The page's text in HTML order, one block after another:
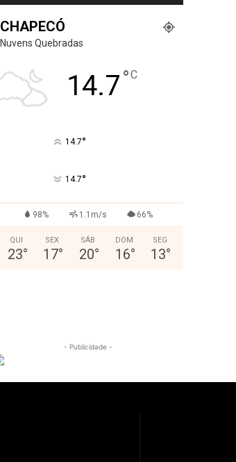
CHAPECÓ
Nuvens Quebradas
14.7°C
14.7°
14.7°
98% 1.1m/s 66%
QUI
23°
SEX
17°
SÁB
20°
DOM
16°
SEG
13°
- Publicidade -